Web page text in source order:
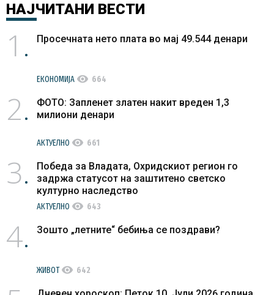
НАЈЧИТАНИ ВЕСТИ
1 Просечната нето плата во мај 49.544 денари
ЕКОНОМИЈА visibility 664
2
ФОТО: Запленет златен накит вреден 1,3
милиони денари
АКТУЕЛНО visibility 661
3
Победа за Владата, Охридскиот регион го
задржа статусот на заштитено светско
културно наследство
АКТУЕЛНО visibility 643
4 Зошто „летните“ бебиња се поздрави?
ЖИВОТvisibility 642